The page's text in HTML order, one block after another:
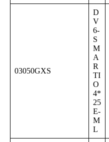
03050GXS
D
V
6-
S
M
A
R
TI
O
4*
25
E-
M
L